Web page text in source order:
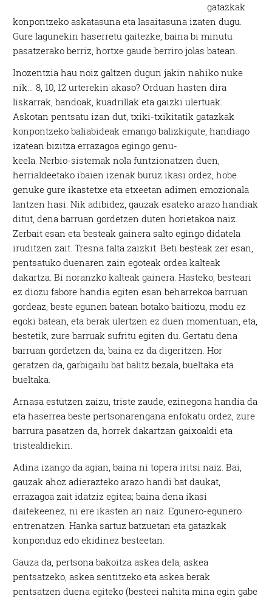
gatazkak
konpontzeko askatasuna eta lasaitasuna izaten dugu.
Gure lagunekin haserretu gaitezke, baina bi minutu
pasatzerako berriz, hortxe gaude berriro jolas batean.
Inozentzia hau noiz galtzen dugun jakin nahiko nuke
nik… 8, 10, 12 urterekin akaso? Orduan hasten dira
liskarrak, bandoak, kuadrillak eta gaizki ulertuak.
Askotan pentsatu izan dut, txiki-txikitatik gatazkak
konpontzeko baliabideak emango balizkigute, handiago
izatean bizitza errazagoa egingo genu-
keela. Nerbio-sistemak nola funtzionatzen duen,
herrialdeetako ibaien izenak buruz ikasi ordez, hobe
genuke gure ikastetxe eta etxeetan adimen emozionala
lantzen hasi. Nik adibidez, gauzak esateko arazo handiak
ditut, dena barruan gordetzen duten horietakoa naiz.
Zerbait esan eta besteak gainera salto egingo didatela
iruditzen zait. Tresna falta zaizkit. Beti besteak zer esan,
pentsatuko duenaren zain egoteak ordea kalteak
dakartza. Bi noranzko kalteak gainera. Hasteko, besteari
ez diozu fabore handia egiten esan beharrekoa barruan
gordeaz, beste egunen batean botako baitiozu, modu ez
egoki batean, eta berak ulertzen ez duen momentuan, eta,
bestetik, zure barruak sufritu egiten du. Gertatu dena
barruan gordetzen da, baina ez da digeritzen. Hor
geratzen da, garbigailu bat balitz bezala, bueltaka eta
bueltaka.
Arnasa estutzen zaizu, triste zaude, ezinegona handia da
eta haserrea beste pertsonarengana enfokatu ordez, zure
barrura pasatzen da, horrek dakartzan gaixoaldi eta
tristealdiekin.
Adina izango da agian, baina ni topera iritsi naiz. Bai,
gauzak ahoz adierazteko arazo handi bat daukat,
errazagoa zait idatziz egitea; baina dena ikasi
daitekeenez, ni ere ikasten ari naiz. Egunero-egunero
entrenatzen. Hanka sartuz batzuetan eta gatazkak
konponduz edo ekidinez besteetan.
Gauza da, pertsona bakoitza askea dela, askea
pentsatzeko, askea sentitzeko eta askea berak
pentsatzen duena egiteko (besteei nahita mina egin gabe